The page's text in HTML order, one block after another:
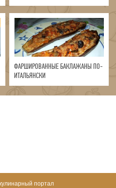
ФАРШИРОВАННЫЕ БАКЛАЖАНЫ ПО-
ИТАЛЬЯНСКИ
портал